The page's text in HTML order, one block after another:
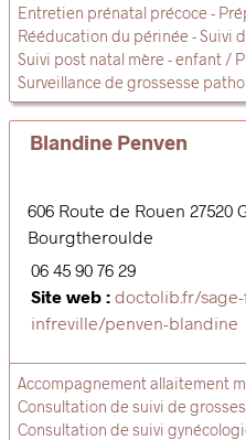
Entretien prénatal précoce
Rééducation du périnée
Suivi
Suivi post natal mère - enfant /
Surveillance de grossesse
Blandine Penven
606 Route de Rouen 27520
Bourgtheroulde
06 45 90 76 29
Site web : doctolib.fr/
infreville/penven-blandine
Accompagnement allaitement
Consultation de suivi de
Consultation de suivi